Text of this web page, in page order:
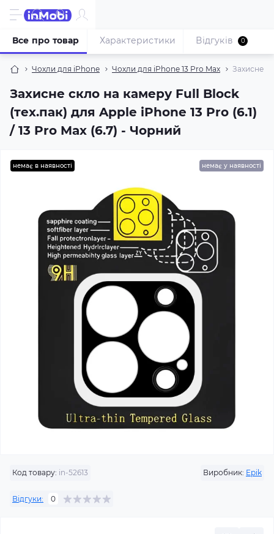
Чохли для iPhone Чохли для iPhone 13 Pro Max Захисне
Захисне скло на камеру Full Block
(тех.пак) для Apple iPhone 13 Pro (6.1)
/ 13 Pro Max (6.7) - Чорний
Все про товар Характеристики Відгуків 0
немає в наявності немає у наявності
Код товару: in-52613 Виробник: Epik
Відгуки: 0